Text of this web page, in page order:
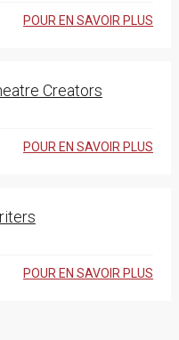
POUR EN SAVOIR PLUS
Creators
POUR EN SAVOIR PLUS
POUR EN SAVOIR PLUS